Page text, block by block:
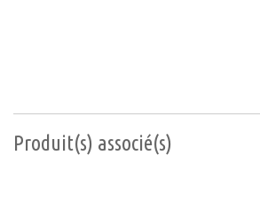
Produit(s) associé(s)